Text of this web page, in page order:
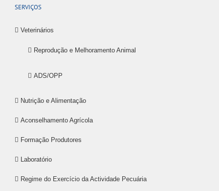
SERVIÇOS
Veterinários
Reprodução e Melhoramento Animal
ADS/OPP
Nutrição e Alimentação
Aconselhamento Agrícola
Formação Produtores
Laboratório
Regime do Exercício da Actividade Pecuária